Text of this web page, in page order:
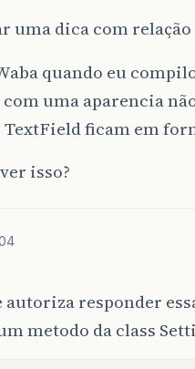
uma dica com relação
quando eu
uma aparencia
TextField ficam em
isso?
autoriza responder
metodo da class